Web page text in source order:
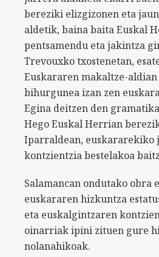
bereziki elizgizonen eta
aldetik, baina baita Euskal
pentsamendu eta jakintza
Trevouxko txostenetan,
Euskararen makaltze-
bihurgunea izan zen
Egina deitzen den
Hego Euskal Herrian
Iparraldean, euskararekiko
kontzientzia bestelakoa
Salamancan ondutako obra
euskararen hizkuntza
eta euskalgintzaren
oinarriak ipini zituen gure
nolanahikoak.